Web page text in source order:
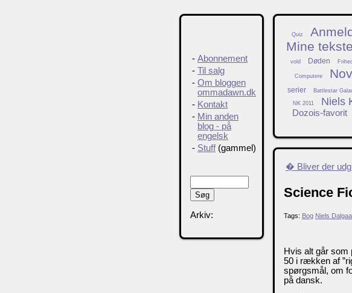
Quiz
Mine
vold Døden Frihed
Computere
serier
Battlestar
NK 2011 Niels
Dozois-favorit
� Bliver der
Science
Tags: Bog Niels
Hvis alt går som
50 i rækken af
spørgsmål, om
på dansk.
- Abonnement
- Til salg
- Om bloggen
ommadawn.dk
- Kontakt
- Min anden
blog - på
engelsk
- Stuff(gammel)
Arkiv: